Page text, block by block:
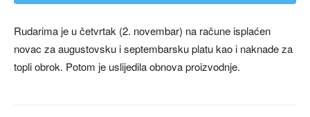
Rudarima je u četvrtak (2. novembar) na račune isplaćen
novac za augustovsku i septembarsku platu kao i naknade za
topli obrok. Potom je uslijedila obnova proizvodnje.